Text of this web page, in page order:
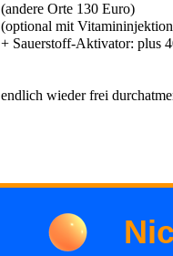
(andere Orte 130 Euro)
(optional mit Vitamininjektion
+ Sauerstoff-Aktivator: plus
endlich wieder frei